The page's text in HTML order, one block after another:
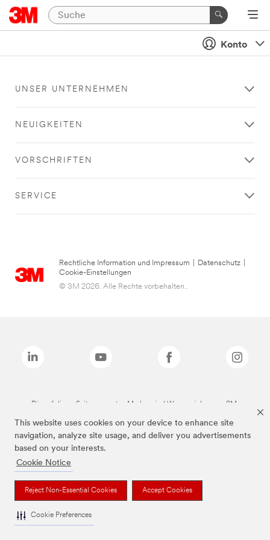
This website uses cookies on your device to enhance site
navigation, analyze site usage, and deliver you advertisements
based on your interests.
Cookie Notice
Reject Non-Essential Cookies Accept Cookies
Cookie Preferences
Konto
UNSER UNTERNEHMEN
NEUIGKEITEN
VORSCHRIFTEN
SERVICE
Rechtliche Information und Impressum Datenschutz
Cookie-Einstellungen
© 3M 2026. Alle Rechte vorbehalten..
Die auf dieser Seite genannten Marken sind Warenzeichen von 3M.